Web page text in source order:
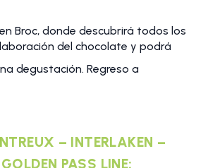
en Broc, donde descubrirá todos los
del chocolate y podrá
degustación. Regreso a
– INTERLAKEN –
PASS LINE: